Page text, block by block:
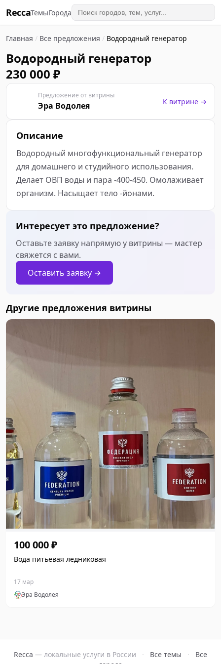
ReccaТемыГорода
Главная / Все предложения / Водородный генератор
Водородный генератор
230 000 ₽
Предложение от витрины
Эра Водолея К витрине →
Описание
Водородный многофункциональный генератор
для домашнего и студийного использования.
Делает ОВП воды и пара -400-450. Омолаживает
организм. Насыщает тело -йонами.
Интересует это предложение?
Оставьте заявку напрямую у витрины — мастер
свяжется с вами.
Оставить заявку →
Другие предложения витрины
100 000 ₽
Вода питьевая ледниковая
17 мар
Эра Водолея
Recca — локальные услуги в России · Все темы ·
Все